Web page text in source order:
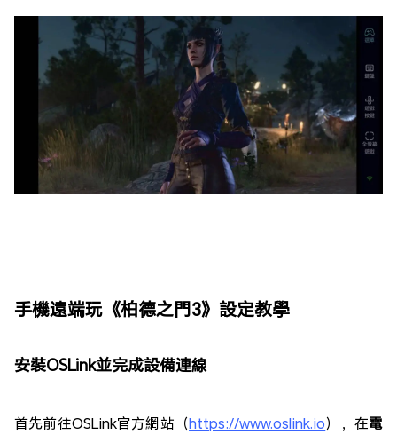
手機遠端玩《柏德之門3》設定教學
安裝OSLink並完成設備連線
首先前往OSLink官方網站（https://www.oslink.io），在電